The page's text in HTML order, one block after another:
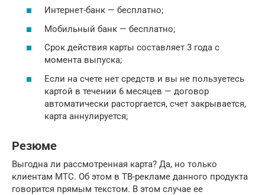
Интернет-банк — бесплатно;
Мобильный банк — бесплатно;
Срок действия карты составляет 3 года с
момента выпуска;
Если на счете нет средств и вы не пользуетесь
картой в течении 6 месяцев — договор
автоматически расторгается, счет закрывается,
карта аннулируется;
Резюме
Выгодна ли рассмотренная карта? Да, но только
клиентам МТС. Об этом в ТВ-рекламе данного продукта
говорится прямым текстом. В этом случае ее